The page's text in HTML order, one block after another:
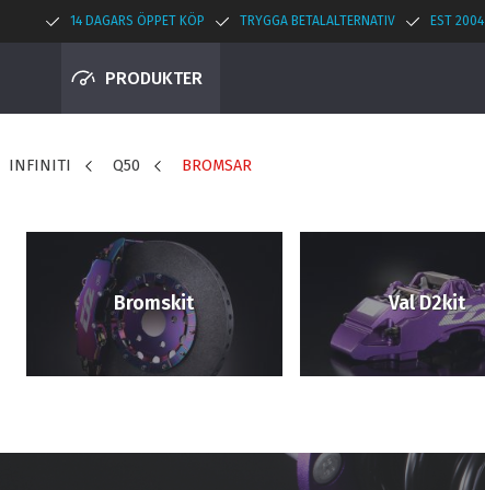
14 DAGARS ÖPPET KÖP TRYGGA BETALALTERNATIV EST 2004
PRODUKTER
INFINITI Q50 BROMSAR
Bromskit Val D2kit